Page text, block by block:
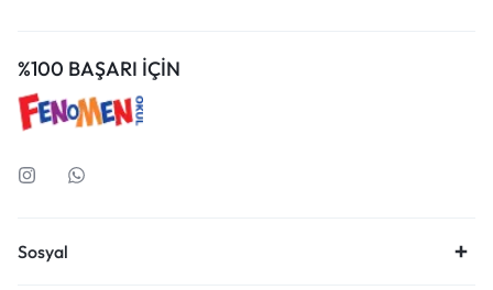
%100 BAŞARI İÇİN
Sosyal